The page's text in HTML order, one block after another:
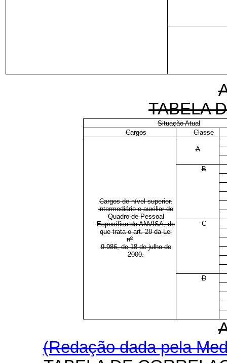
TABELA
Situação Atual
Cargos
Classe
Cargos de nível superior,
intermediário e auxiliar do
Quadro de Pessoal
Específico da ANVISA, de
que trata o art. 28 da Lei
nº
9.986, de 18 de julho de
2000.
A
B
C
D
(Redação dada pela